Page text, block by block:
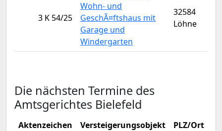
3 K 54/25
Wohn- und
GeschÃ¤ftshaus mit
Garage und
Windergarten
32584
Löhne
Die nächsten Termine des
Amtsgerichtes Bielefeld
Aktenzeichen Versteigerungsobjekt PLZ/Ort